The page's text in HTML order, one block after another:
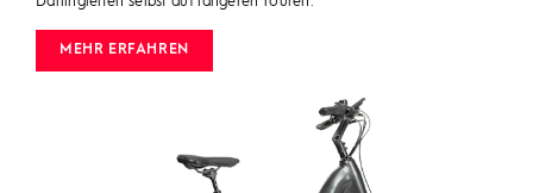
MEHR ERFAHREN